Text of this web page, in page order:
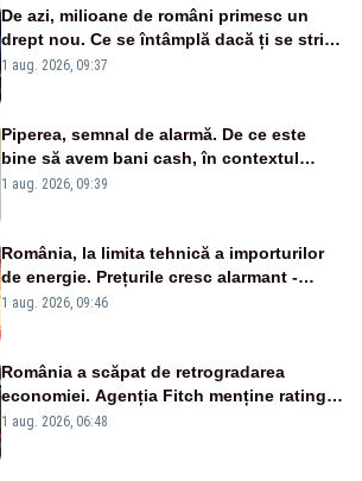
De azi, milioane de români primesc un
drept nou. Ce se întâmplă dacă ți se strică
un produs
1 aug. 2026, 09:37
Piperea, semnal de alarmă. De ce este
bine să avem bani cash, în contextul
alertei energetice?
1 aug. 2026, 09:39
România, la limita tehnică a importurilor
de energie. Prețurile cresc alarmant -
Analiză Realitatea Plus
1 aug. 2026, 09:46
România a scăpat de retrogradarea
economiei. Agenția Fitch menține ratingul
„BBB-” cu perspectivă negativă
1 aug. 2026, 06:48